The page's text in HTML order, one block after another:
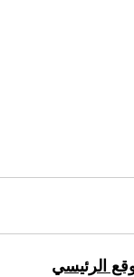
الرئيسي